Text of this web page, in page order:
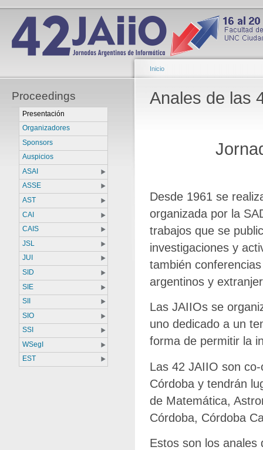
Proceedings
Presentación
Organizadores
Sponsors
Auspicios
ASAI
ASSE
AST
CAI
CAIS
JSL
JUI
SID
SIE
SII
SIO
SSI
WSegI
EST
Inicio
Anales de las
Desde 1961 se
organizada por la
trabajos que se
investigaciones y
también
argentinos y
Las JAIIOs se
uno dedicado a un
forma de permitir la
Las 42 JAIIO son
Córdoba y tendrán
de Matemática,
Córdoba, Córdoba
Estos son los anales